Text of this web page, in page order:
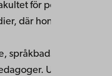
för pedagogik och
där hon undervisar
språkbadsklasslärare
Undervisar i